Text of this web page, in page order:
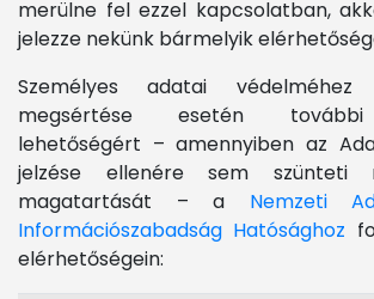
merülne fel ezzel kapcsolatban,
jelezze nekünk bármelyik
Személyes adatai
megsértése esetén további
lehetőségért – amennyiben az
jelzése ellenére sem szünteti
magatartását – a Nemzeti
Információszabadság Hatósághoz
elérhetőségein: